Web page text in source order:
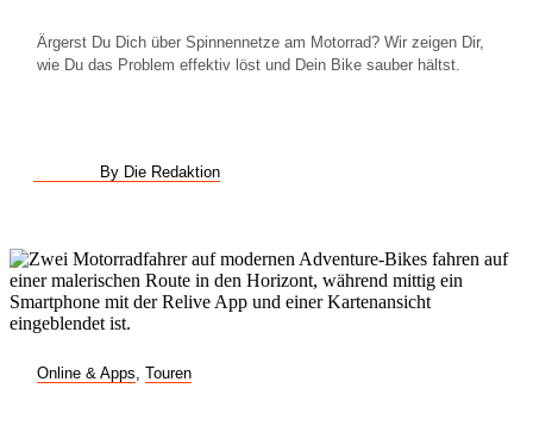
Ärgerst Du Dich über Spinnennetze am Motorrad? Wir zeigen Dir,
wie Du das Problem effektiv löst und Dein Bike sauber hältst.
By Die Redaktion
Online & Apps Touren